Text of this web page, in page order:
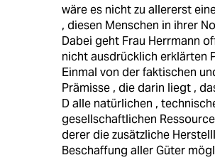
wäre es nicht zu allererst
, diesen Menschen in ihrer
Dabei geht Frau Herrmann
nicht ausdrücklich erklärten
Einmal von der faktischen
Prämisse , die darin liegt ,
D alle natürlichen ,
gesellschaftlichen
derer die zusätzliche
Beschaffung aller Güter